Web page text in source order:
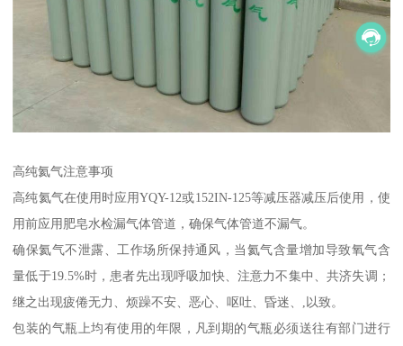
高纯氦气注意事项
高纯氦气在使用时应用YQY-12或152IN-125等减压器减压后使用，使
用前应用肥皂水检漏气体管道，确保气体管道不漏气。
确保氦气不泄露、工作场所保持通风，当氦气含量增加导致氧气含
量低于19.5%时，患者先出现呼吸加快、注意力不集中、共济失调；
继之出现疲倦无力、烦躁不安、恶心、呕吐、昏迷、,以致。
包装的气瓶上均有使用的年限，凡到期的气瓶必须送往有部门进行